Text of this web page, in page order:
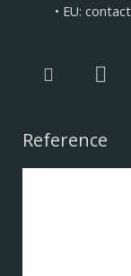
• EU:
Reference